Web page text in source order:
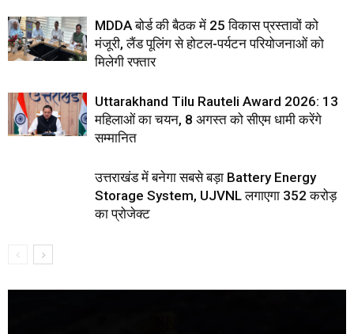
MDDA बोर्ड की बैठक में 25 विकास प्रस्तावों को
मंजूरी, लैंड पूलिंग से होटल-पर्यटन परियोजनाओं को
मिलेगी रफ्तार
Uttarakhand Tilu Rauteli Award 2026: 13
महिलाओं का चयन, 8 अगस्त को सीएम धामी करेंगे
सम्मानित
उत्तराखंड में बनेगा सबसे बड़ा Battery Energy
Storage System, UJVNL लगाएगा 352 करोड़
का प्रोजेक्ट